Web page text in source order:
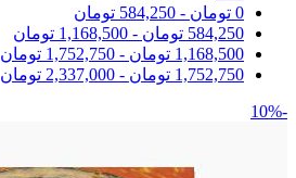
0 تومان -
584,250 تومان
584,250 تومان -
1,168,500 تومان
1,168,500 تومان -
1,752,750 تومان
1,752,750 تومان -
2,337,000 تومان
-10%